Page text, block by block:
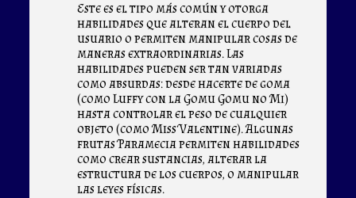
Este es el tipo más común y otorga
habilidades que alteran el cuerpo del
usuario o permiten manipular cosas de
maneras extraordinarias. Las
habilidades pueden ser tan variadas
como absurdas: desde hacerte de goma
(como Luffy con la Gomu Gomu no Mi)
hasta controlar el peso de cualquier
objeto (como Miss Valentine). Algunas
frutas Paramecia permiten habilidades
como crear sustancias, alterar la
estructura de los cuerpos, o manipular
las leyes físicas.